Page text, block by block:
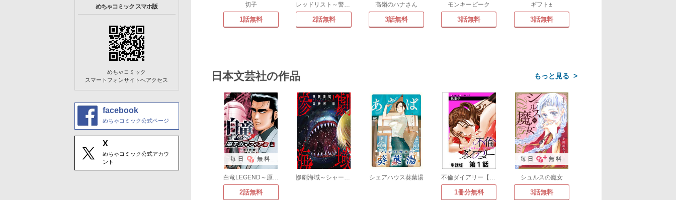
切子
1話無料 2話無料
高嶺のハナさん
3話無料
モンキーピーク
3話無料
ギフト±
3話無料
日本文芸社の作品 >
毎日 無料
2話無料
シェアハウス葵葉湯
1冊分無料
毎日 無料
シュルスの魔女
3話無料
めちゃコミック スマホ版
めちゃコミック
スマートフォンサイトへアクセス
facebook
めちゃコミック公式ページ
X
めちゃコミック公式アカウ
ント